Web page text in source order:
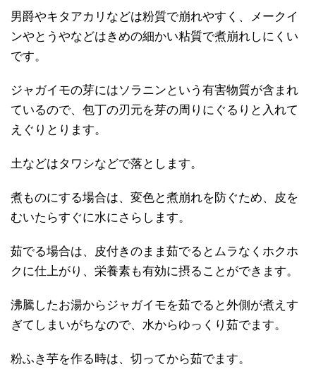
男爵やキタアカリなどは粉質で崩れやすく、メークイ
ンやとうやなどはきめの細かい粘質で煮崩れしにくい
です。
ジャガイモの芽にはソラニンという有害物質が含まれ
ているので、包丁の刃元を芽の周りにぐるりと入れて
えぐりとります。
土などはタワシなどで落とします。
煮ものにする場合は、変色と煮崩れを防ぐため、皮を
むいたらすぐに水にさらします。
茹でる場合は、皮付きのまま茹でるとムラなくホクホ
クに仕上がり、栄養素も有効に摂ることができます。
沸騰したお湯からジャガイモを茹でると外側が煮えす
ぎてしまいがちなので、水からゆっくり茹でます。
粉ふき芋を作る時は、切ってから茹でます。